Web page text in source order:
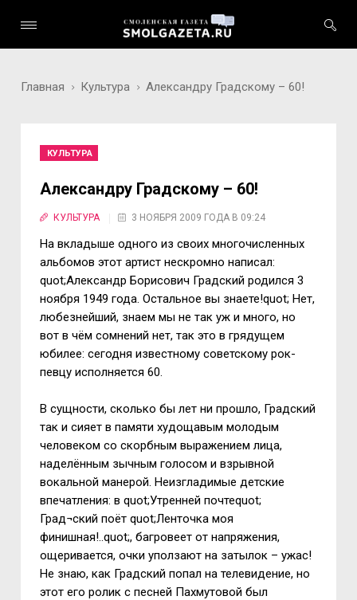
Главная Культура Александру Градскому – 60!
КУЛЬТУРА
Александру Градскому – 60!
КУЛЬТУРА 3 НОЯБРЯ 2009 ГОДА В 09:24
На вкладыше одного из своих многочисленных
альбомов этот артист нескромно написал:
quot;Александр Борисович Градский родился 3
ноября 1949 года. Остальное вы знаете!quot; Нет,
любезнейший, знаем мы не так уж и много, но
вот в чём сомнений нет, так это в грядущем
юбилее: сегодня известному советскому рок-
певцу исполняется 60.
В сущности, сколько бы лет ни прошло, Градский
так и сияет в памяти худощавым молодым
человеком со скорбным выражением лица,
наделённым зычным голосом и взрывной
вокальной манерой. Неизгладимые детские
впечатления: в quot;Утренней почтеquot;
Град¬ский поёт quot;Ленточка моя
финишная!..quot;, багровеет от напряжения,
ощеривается, очки уползают на затылок – ужас!
Не знаю, как Градский попал на телевидение, но
этот его ролик с песней Пахмутовой был